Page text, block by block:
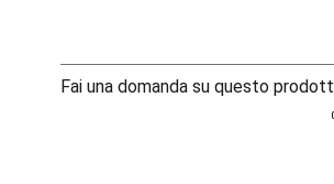
Fai una domanda su questo